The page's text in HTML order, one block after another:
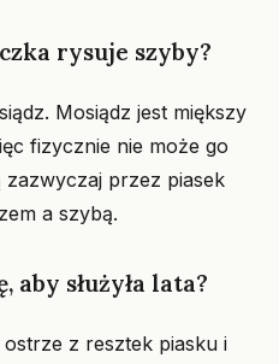
rysuje szyby?
Mosiądz jest miększy
fizycznie nie może go
przez piasek
a szybą.
aby służyła lata?
z resztek piasku i